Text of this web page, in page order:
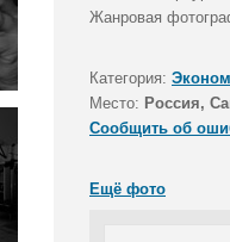
Жанровая
Категория:
Место: Россия,
Сообщить об
Ещё фото